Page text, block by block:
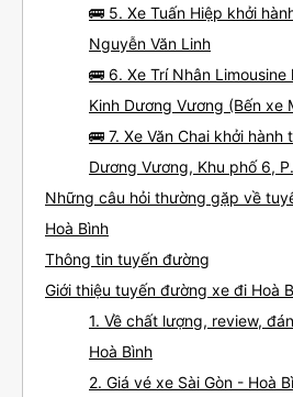
🚌 5. Xe Tuấn Hiệp khởi
Nguyễn Văn Linh
🚌 6. Xe Trí Nhân
Kinh Dương Vương (Bến xe
🚌 7. Xe Văn Chai khởi
Dương Vương, Khu phố 6,
Những câu hỏi thường gặp về
Hoà Bình
Thông tin tuyến đường
Giới thiệu tuyến đường xe đi Hoà
1. Về chất lượng, review,
Hoà Bình
2. Giá vé xe Sài Gòn - Hoà